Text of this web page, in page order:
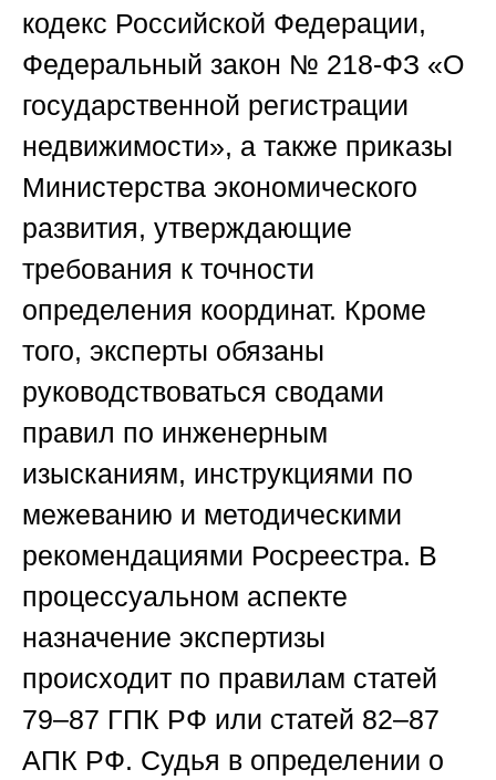
кодекс Российской Федерации,
Федеральный закон № 218-ФЗ «О
государственной регистрации
недвижимости», а также приказы
Министерства экономического
развития, утверждающие
требования к точности
определения координат. Кроме
того, эксперты обязаны
руководствоваться сводами
правил по инженерным
изысканиям, инструкциями по
межеванию и методическими
рекомендациями Росреестра. В
процессуальном аспекте
назначение экспертизы
происходит по правилам статей
79–87 ГПК РФ или статей 82–87
АПК РФ. Судья в определении о